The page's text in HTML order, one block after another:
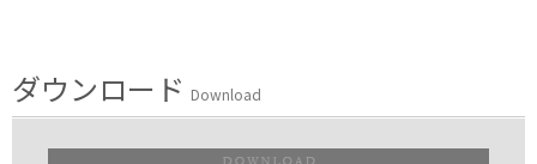
ダウンロード Download